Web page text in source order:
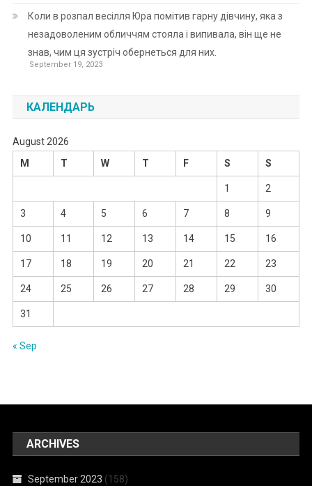
Коли в розпал весілля Юра помітив гарну дівчину, яка з
незадоволеним обличчям стояла і випивала, він ще не
знав, чим ця зустріч обернеться для них.
September 19, 2023
КАЛЕНДАРЬ
August 2026
M
T W T F S S
1 2
3 4 5 6 7 8 9
10 11 12 13 14 15 16
17 18 19 20 21 22 23
24 25 26 27 28 29 30
31
« Sep
ARCHIVES
September 2023 (158)